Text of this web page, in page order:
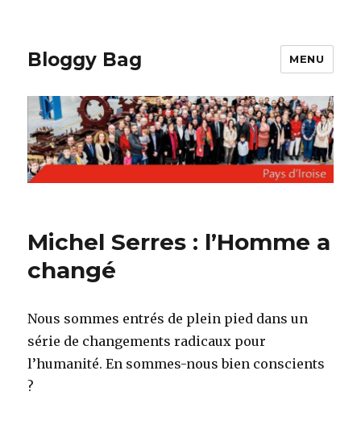
Bloggy Bag MENU
Michel Serres : l’Homme a
changé
Nous sommes entrés de plein pied dans un
série de changements radicaux pour
l’humanité. En sommes-nous bien conscients
?